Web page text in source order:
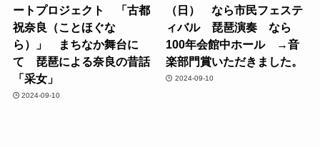
ートプロジェクト 「古都
祝奈良（ことほぐな
ら）」 まちなか舞台に
て 琵琶による奈良の昔話
「采女」
2024-09-10
（日） なら市民フェステ
ィバル 琵琶演奏 なら
100年会館中ホール →音
楽部門賞いただきました。
2024-09-10